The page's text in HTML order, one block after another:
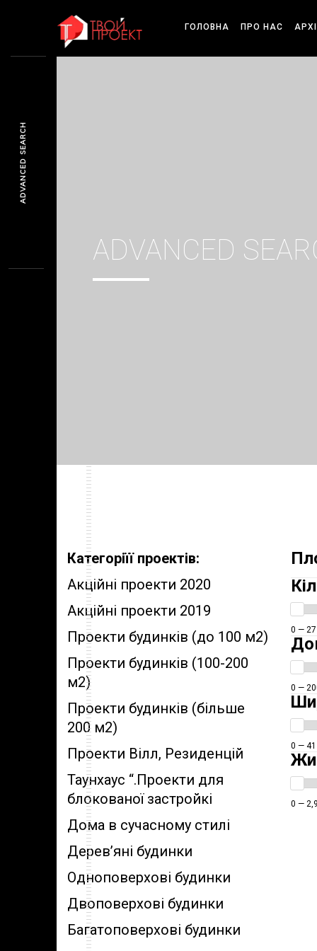
ГОЛОВНА ПРО НАС
ADVANCED
Категоріїї проектів:
Акційні проекти 2020
Акційні проекти 2019
Проекти будинків (до 100 м2)
Проекти будинків (100-200
м2)
Проекти будинків (більше
200 м2)
Проекти Вілл, Резиденцій
Таунхаус “.Проекти для
блокованої застройкі
Дома в сучасному стилі
Дерев’яні будинки
Одноповерхові будинки
Двоповерхові будинки
Багатоповерхові будинки
0 — 27
0 —
0 — 41
0 —
ADVANCED SEARCH